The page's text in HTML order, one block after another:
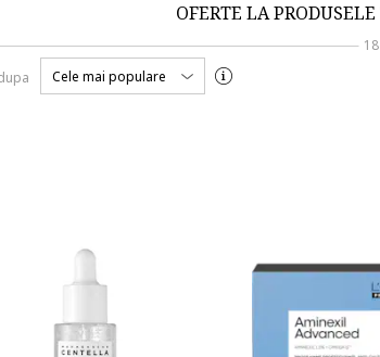
OFERTE LA
Cele mai populare